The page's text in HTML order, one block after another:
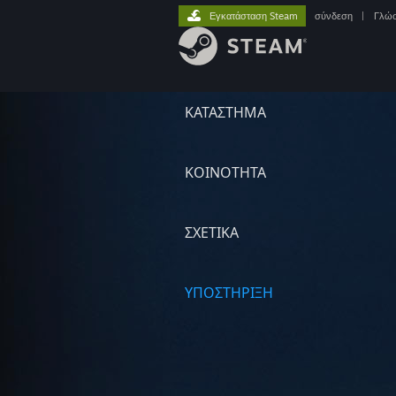
ΚΑΤΑΣΤΗΜΑ
ΚΟΙΝΟΤΗΤΑ
ΣΧΕΤΙΚΆ
ΥΠΟΣΤΗΡΙΞΗ
Εγκατάσταση Steam σύνδεση